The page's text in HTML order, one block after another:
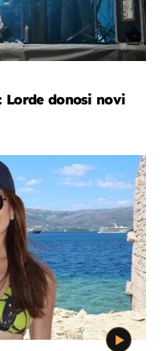
Lorde donosi novi